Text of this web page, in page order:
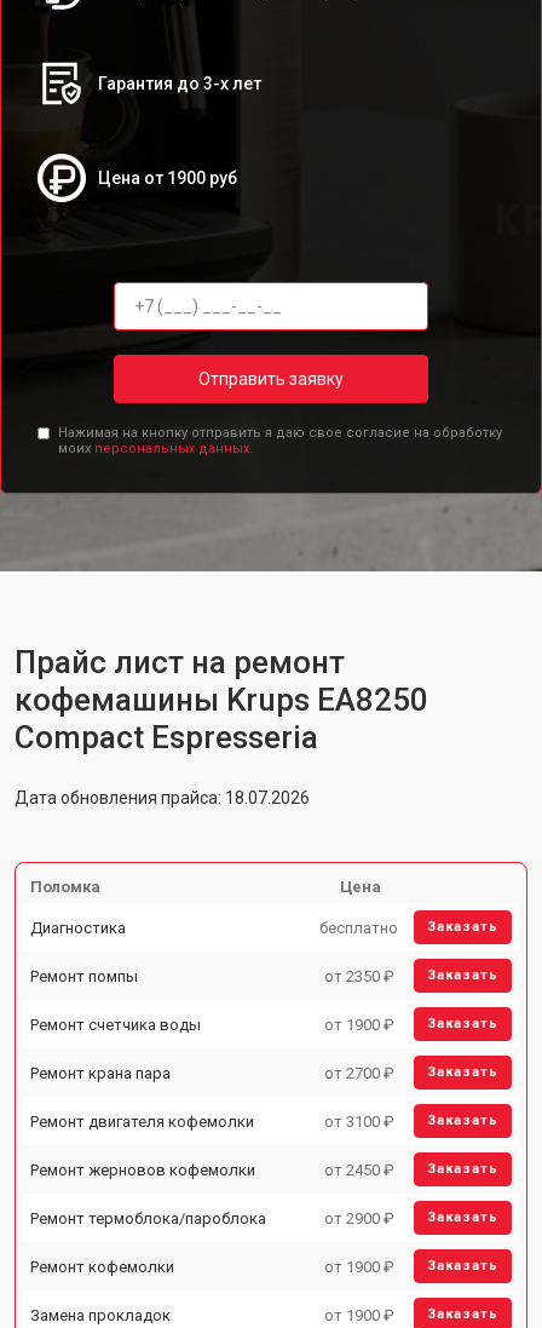
Гарантия до 3-х лет
Цена от 1900 руб
Отправить заявку
Нажимая на кнопку отправить я даю свое согласие на обработку
моих персональных данных.
Прайс лист на ремонт
кофемашины Krups EA8250
Compact Espresseria
Дата обновления прайса: 18.07.2026
Поломка Цена
Диагностика бесплатно Заказать
Ремонт помпы от 2350 ₽ Заказать
Ремонт счетчика воды от 1900 ₽ Заказать
Ремонт крана пара от 2700 ₽ Заказать
Ремонт двигателя кофемолки от 3100 ₽ Заказать
Ремонт жерновов кофемолки от 2450 ₽ Заказать
Ремонт термоблока/пароблока от 2900 ₽ Заказать
Ремонт кофемолки от 1900 ₽ Заказать
Замена прокладок от 1900 ₽ Заказать